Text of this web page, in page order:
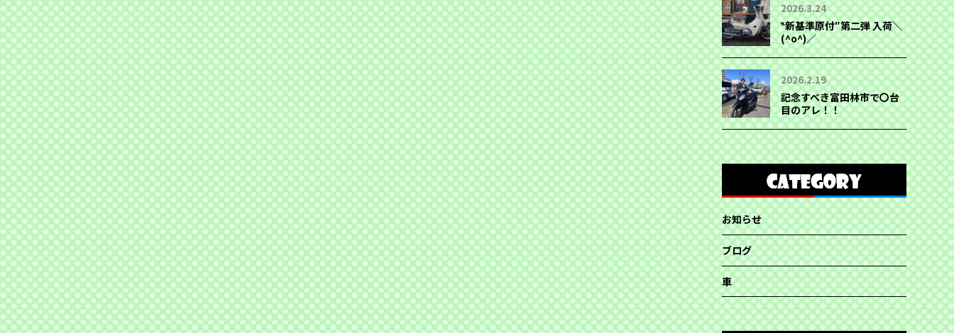
2026.3.24
‶新基準原付″第二弾 入荷＼
(^o^)／
2026.2.19
記念すべき富田林市で〇台
目のアレ！！
お知らせ
ブログ
車